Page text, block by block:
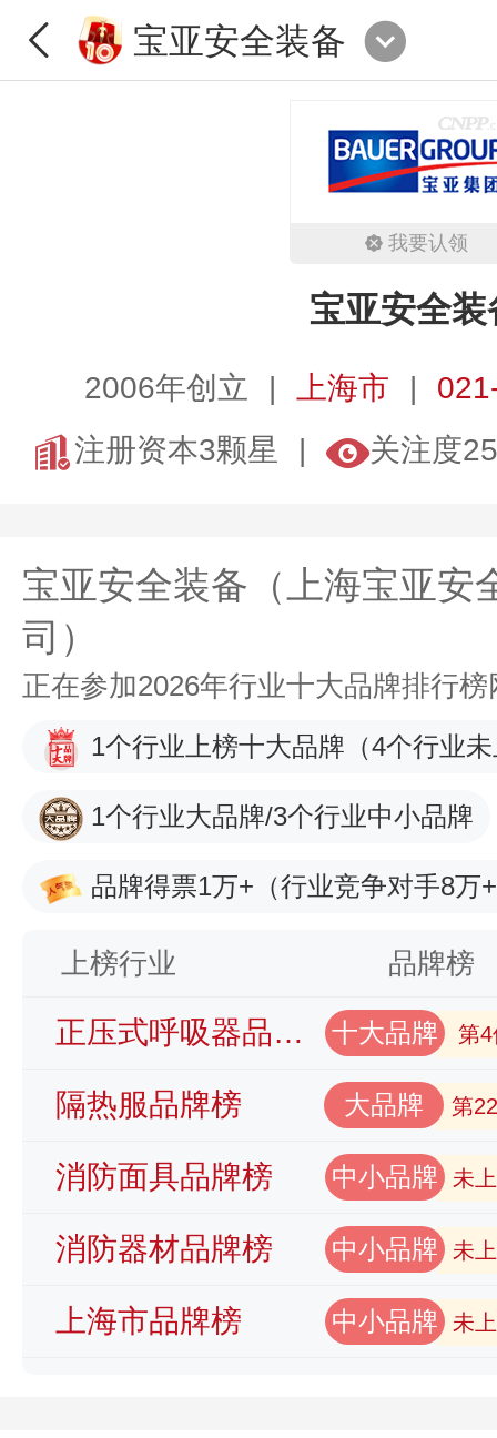
宝亚安全装备
我要认领
宝亚安全装
2006年创立 上海市
注册资本3颗星
关注度
宝亚安全装备（上海宝亚安
司）
正在参加2026年行业十大品牌排行
1个行业上榜十大品牌 （4个行业
1个行业大品牌/3个行业中小品牌
品牌得票1万+ （行业竞争对手8万
上榜行业 品牌榜
正压式呼吸器品牌榜 十大品牌 第4
隔热服品牌榜 大品牌 第
消防面具品牌榜 中小品牌 未
消防器材品牌榜 中小品牌 未
上海市品牌榜 中小品牌 未